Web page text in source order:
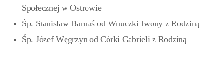
Społecznej w Ostrowie
Śp. Stanisław Barnaś od Wnuczki Iwony z Rodziną
Śp. Józef Węgrzyn od Córki Gabrieli z Rodziną